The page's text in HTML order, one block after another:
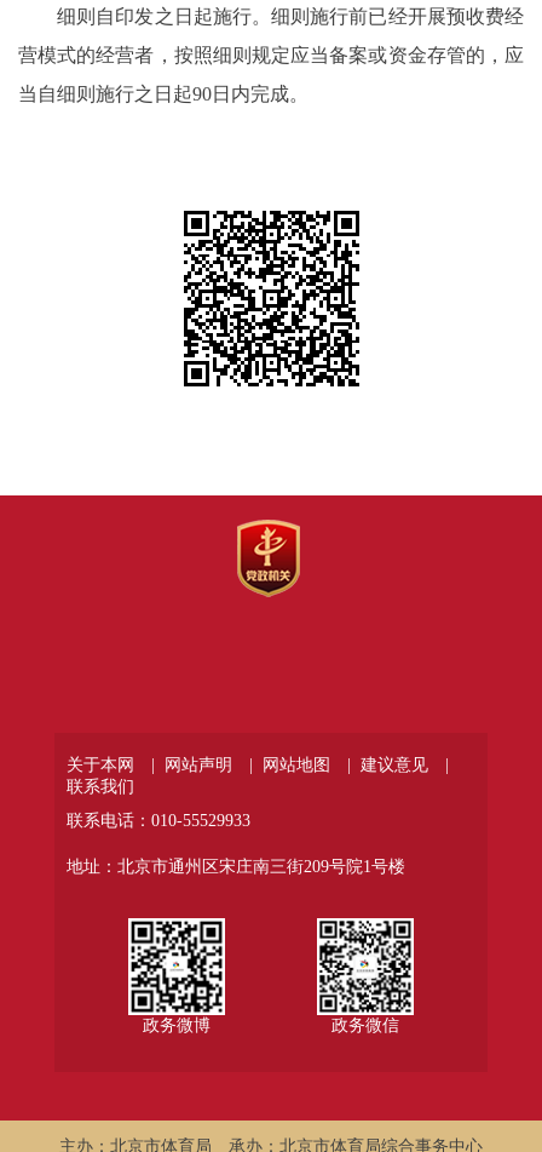
细则自印发之日起施行。细则施行前已经开展预收费经
营模式的经营者，按照细则规定应当备案或资金存管的，应
当自细则施行之日起90日内完成。
关于本网 | 网站声明 | 网站地图 |
建议意见 |
联系我们
联系电话：010-55529933
地址：北京市通州区宋庄南三街209号院1号楼
政务微博 政务微信
主办：北京市体育局 承办：北京市体育局综合事务中心